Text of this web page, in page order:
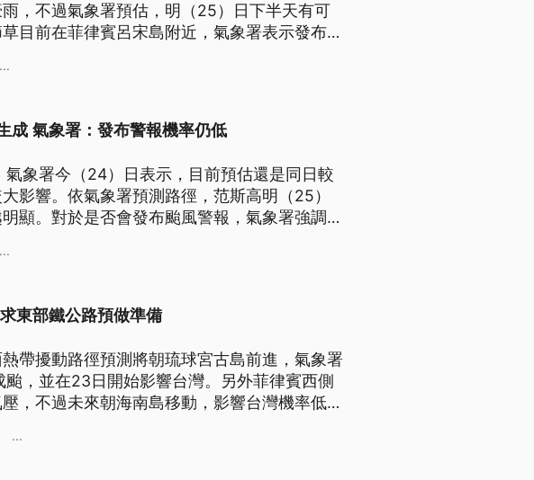
，不過氣象署預估，明（25）日下半天有可
目前在菲律賓呂宋島附近，氣象署表示發布颱
...
成 氣象署：發布警報機率仍低
象署今（24）日表示，目前預估還是同日較
影響。依氣象署預測路徑，范斯高明（25）
顯。對於是否會發布颱風警報，氣象署強調關
不會對台造成影響。
...
東部鐵公路預做準備
帶擾動路徑預測將朝琉球宮古島前進，氣象署
，並在23日開始影響台灣。另外菲律賓西側
，不過未來朝海南島移動，影響台灣機率低。
...